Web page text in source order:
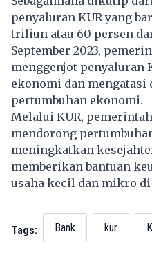
penyaluran KUR yang
triliun atau 60 persen
September 2023,
menggenjot penyaluran
ekonomi dan mengatasi
pertumbuhan ekonomi.
Melalui KUR,
mendorong
meningkatkan
memberikan bantuan
usaha kecil dan mikro
Tags: Bank kur